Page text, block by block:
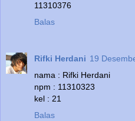
11310376
Balas
Rifki Herdani 19
nama : Rifki Herdani
npm : 11310323
kel : 21
Balas